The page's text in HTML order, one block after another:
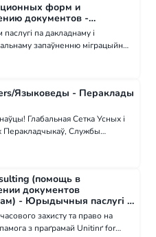
форм и
документов -
паслугі у ЗША
па дакладнаму і
запаўненню міграцыйных
за 18 гадоў. Прыемная цана.
Языковеды - Пераклады
Глабальная Сетка Усных і
Перакладчыкаў, Службы
доступ да перакладчыкаў у
(помощь в
документов
- Юрыдычныя паслугі у
захисту та право на
з праґрамай Unitinґ for